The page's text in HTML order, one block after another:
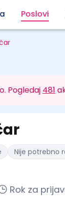
Poslovi
Pogledaj 481
Rok za
Nije potrebno